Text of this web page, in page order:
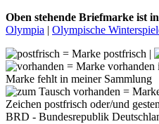
Oben stehende Briefmarke ist
Olympia | Olympische
= Marke postfrisch |
= Marke vorhanden
Marke fehlt in meiner Sammlung
=
Zeichen postfrisch oder/und
BRD - Bundesrepublik